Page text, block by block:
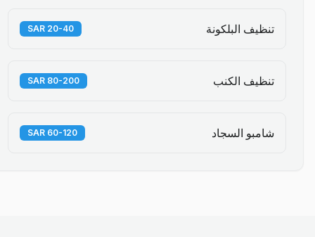
تنظيف البلكونة 20-40 SAR
تنظيف الكنب 80-200 SAR
شامبو السجاد 60-120 SAR